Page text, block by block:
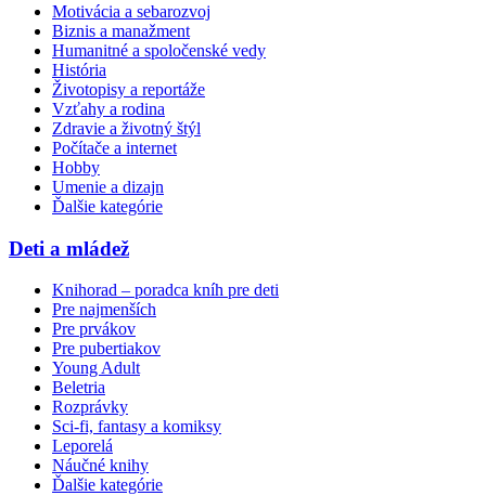
Motivácia a sebarozvoj
Biznis a manažment
Humanitné a spoločenské vedy
História
Životopisy a reportáže
Vzťahy a rodina
Zdravie a životný štýl
Počítače a internet
Hobby
Umenie a dizajn
Ďalšie kategórie
Deti a mládež
Knihorad – poradca kníh pre deti
Pre najmenších
Pre prvákov
Pre pubertiakov
Young Adult
Beletria
Rozprávky
Sci-fi, fantasy a komiksy
Leporelá
Náučné knihy
Ďalšie kategórie